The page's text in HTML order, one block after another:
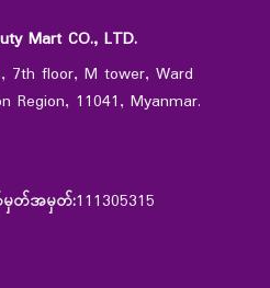
Mart CO., LTD.
7th floor, M tower, Ward
Region, 11041, Myanmar.
မှတ်အမှတ်:111305315